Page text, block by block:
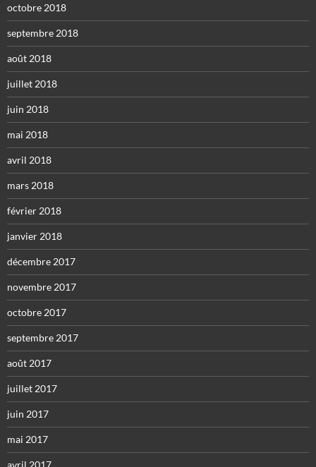
octobre 2018
septembre 2018
août 2018
juillet 2018
juin 2018
mai 2018
avril 2018
mars 2018
février 2018
janvier 2018
décembre 2017
novembre 2017
octobre 2017
septembre 2017
août 2017
juillet 2017
juin 2017
mai 2017
avril 2017